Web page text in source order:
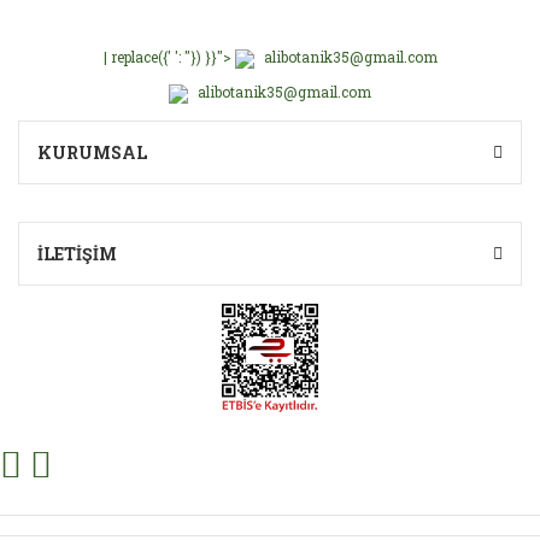
| replace({' ': ''}) }}">
alibotanik35@gmail.com
alibotanik35@gmail.com
KURUMSAL
İLETİŞİM